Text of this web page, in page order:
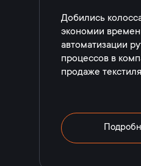
Добились
экономии
автоматизации
процессов в
продаже текстиля